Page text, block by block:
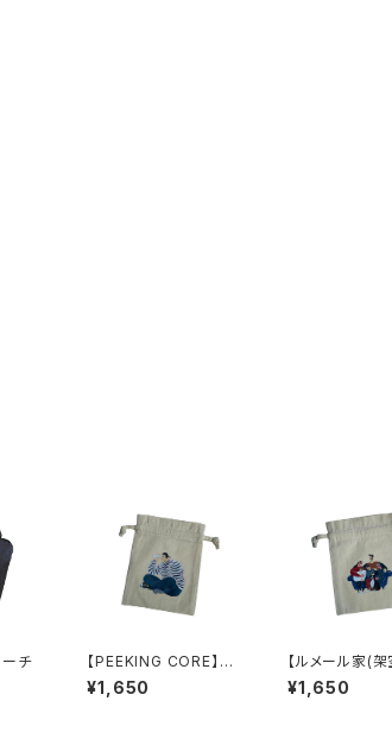
チ
【PEEKING CORE】巾
着
¥1,650
【ルメール家(
しない家族写真
¥1,650